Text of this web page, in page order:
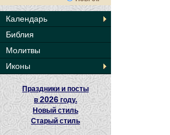
Календарь
Библия
Молитвы
Иконы
Праздники и посты
в2026 году.
Новый стиль
Старый стиль